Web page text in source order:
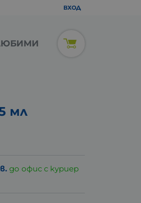
ВХОД
мл
до офис с куриер